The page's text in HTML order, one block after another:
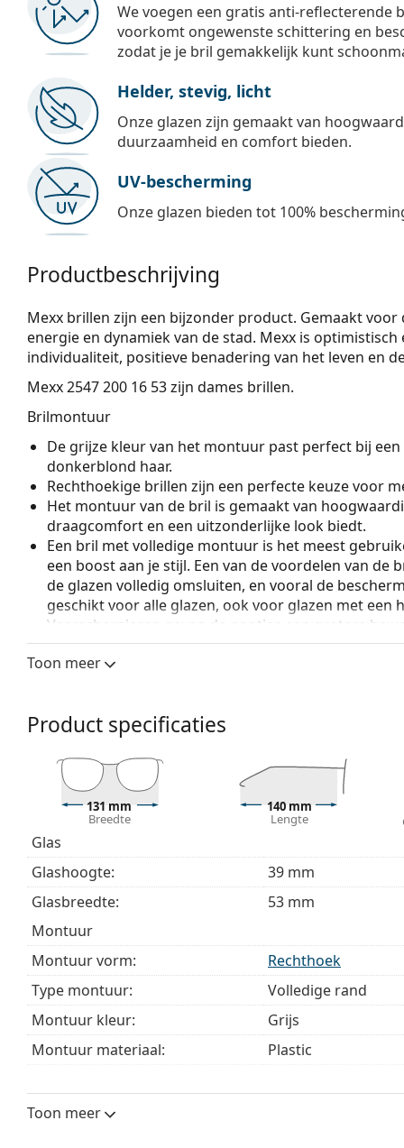
We voegen een gratis anti-reflecterende
voorkomt ongewenste schittering en
zodat je je bril gemakkelijk kunt
Helder, stevig, licht
Onze glazen zijn gemaakt van
duurzaamheid en comfort bieden.
UV-bescherming
Onze glazen bieden tot 100%
Productbeschrijving
Mexx brillen zijn een bijzonder product. Gemaakt
energie en dynamiek van de stad. Mexx is
individualiteit, positieve benadering van het leven en
Mexx 2547 200 16 53zijn dames brillen.
Brilmontuur
De grijze kleur van het montuur past perfect bij
donkerblond haar.
Rechthoekige brillen zijn een perfecte keuze voor
Het montuur van de bril is gemaakt van
draagcomfort en een uitzonderlijke look biedt.
Een bril met volledige montuur is het meest
een boost aan je stijl. Een van de voordelen van
de glazen volledig omsluiten, en vooral de
geschikt voor alle glazen, ook voor glazen met een
Veerscharnieren geven de pootjes een grotere
een hoger draagcomfort. De monturen zijn
pasvorm.
Wij leveren de brillen in een originele hoes. De
Bekijk het volledige assortiment
voor meer
bij het kiezen.
Het is een medisch hulpmiddel. Lees de instructies
Toon meer
Product specificaties
131 mm
Breedte
140 mm
Lengte
Glas
Glashoogte:
39 mm
Glasbreedte:
53 mm
montuur
Montuur vorm:
Rechthoek
Type montuur:
Volledige rand
Montuur kleur:
Grijs
Montuur materiaal:
Plastic
Breedte:
Toon meer